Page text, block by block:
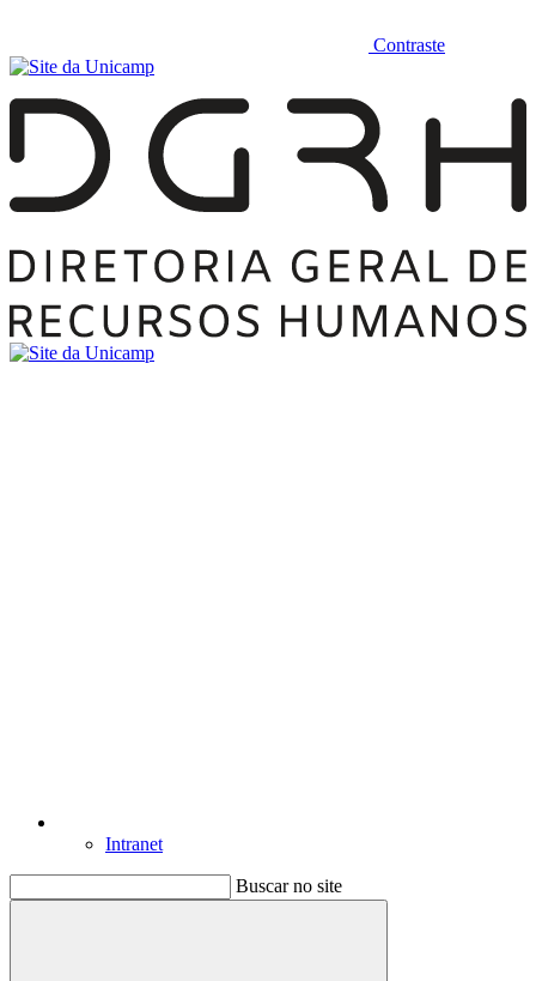
Contraste
Intranet
Buscar no site